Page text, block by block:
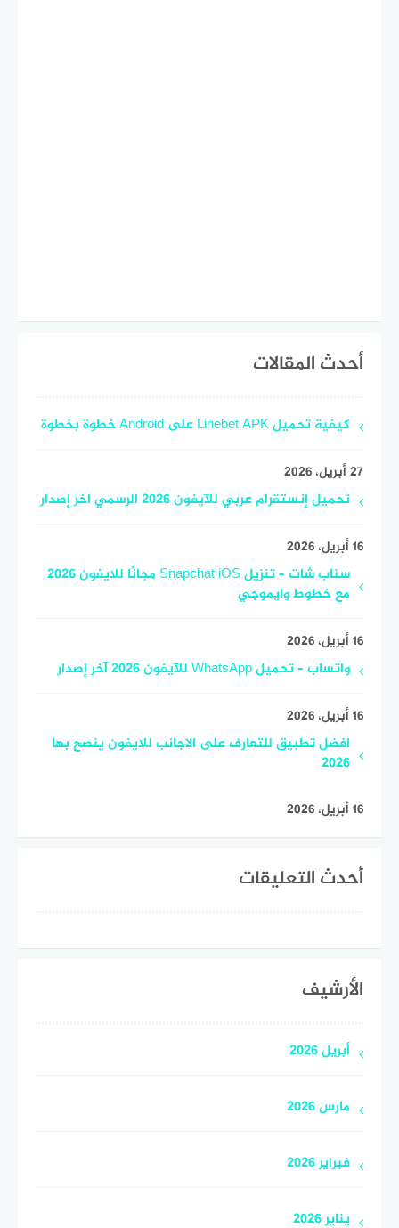
أحدث المقالات
كيفية تحميل Linebet APK على Android خطوة بخطوة
27 أبريل، 2026
تحميل إنستقرام عربي للآيفون 2026 الرسمي اخر إصدار
16 أبريل، 2026
سناب شات – تنزيل Snapchat iOS مجانًا للايفون 2026
مع خطوط وايموجي
16 أبريل، 2026
واتساب – تحميل WhatsApp للآيفون 2026 آخر إصدار
16 أبريل، 2026
افضل تطبيق للتعارف على الاجانب للايفون ينصح بها
2026
16 أبريل، 2026
أحدث التعليقات
الأرشيف
أبريل 2026
مارس 2026
فبراير 2026
يناير 2026